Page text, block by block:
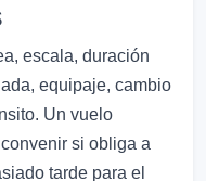
escala, duración
equipaje, cambio
Un vuelo
si obliga a
tarde para el